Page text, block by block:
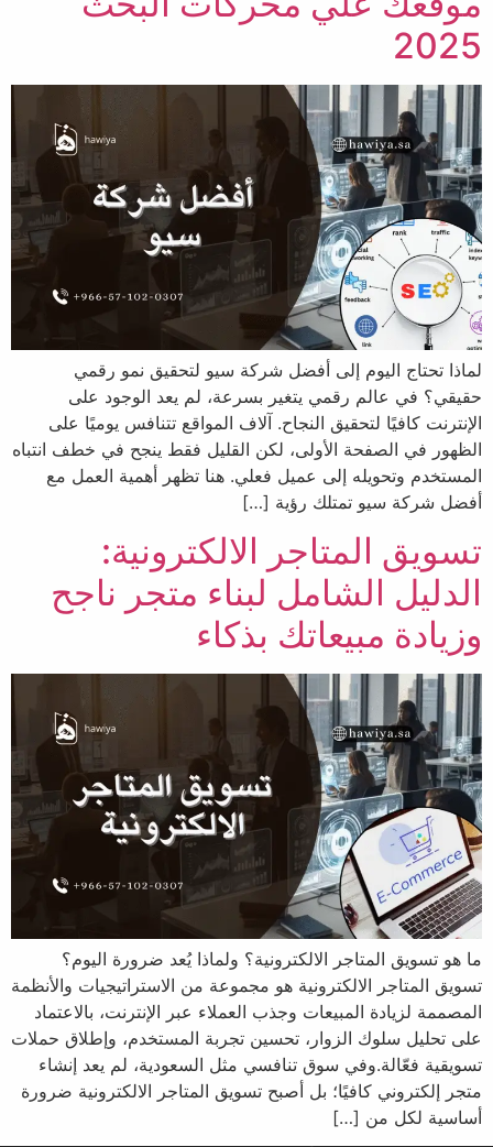
2025
لماذا تحتاج اليوم إلى أفضل شركة سيو لتحقيق نمو رقمي
حقيقي؟ في عالم رقمي يتغير بسرعة، لم يعد الوجود على
الإنترنت كافيًا لتحقيق النجاح. آلاف المواقع تتنافس يوميًا على
الظهور في الصفحة الأولى، لكن القليل فقط ينجح في خطف انتباه
المستخدم وتحويله إلى عميل فعلي. هنا تظهر أهمية العمل مع
أفضل شركة سيو تمتلك رؤية […]
تسويق المتاجر الالكترونية:
الدليل الشامل لبناء متجر ناجح
وزيادة مبيعاتك بذكاء
ما هو تسويق المتاجر الالكترونية؟ ولماذا يُعد ضرورة اليوم؟
تسويق المتاجر الالكترونية هو مجموعة من الاستراتيجيات والأنظمة
المصممة لزيادة المبيعات وجذب العملاء عبر الإنترنت، بالاعتماد
على تحليل سلوك الزوار، تحسين تجربة المستخدم، وإطلاق حملات
تسويقية فعّالة.وفي سوق تنافسي مثل السعودية، لم يعد إنشاء
متجر إلكتروني كافيًا؛ بل أصبح تسويق المتاجر الالكترونية ضرورة
أساسية لكل من […]